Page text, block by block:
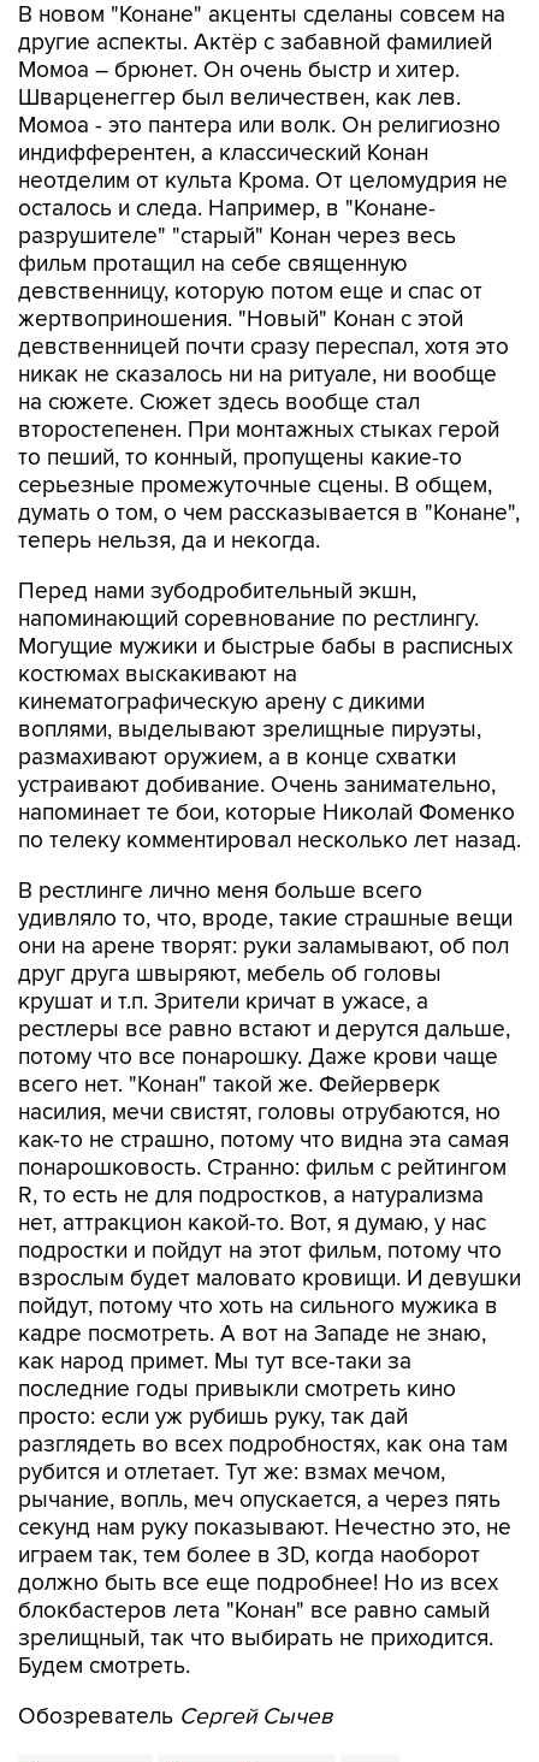
В новом "Конане" акценты сделаны совсем на
другие аспекты. Актёр с забавной фамилией
Момоа – брюнет. Он очень быстр и хитер.
Шварценеггер был величествен, как лев.
Момоа - это пантера или волк. Он религиозно
индифферентен, а классический Конан
неотделим от культа Крома. От целомудрия не
осталось и следа. Например, в "Конане-
разрушителе" "старый" Конан через весь
фильм протащил на себе священную
девственницу, которую потом еще и спас от
жертвоприношения. "Новый" Конан с этой
девственницей почти сразу переспал, хотя это
никак не сказалось ни на ритуале, ни вообще
на сюжете. Сюжет здесь вообще стал
второстепенен. При монтажных стыках герой
то пеший, то конный, пропущены какие-то
серьезные промежуточные сцены. В общем,
думать о том, о чем рассказывается в "Конане",
теперь нельзя, да и некогда.
Перед нами зубодробительный экшн,
напоминающий соревнование по рестлингу.
Могущие мужики и быстрые бабы в расписных
костюмах выскакивают на
кинематографическую арену с дикими
воплями, выделывают зрелищные пируэты,
размахивают оружием, а в конце схватки
устраивают добивание. Очень занимательно,
напоминает те бои, которые Николай Фоменко
по телеку комментировал несколько лет назад.
В рестлинге лично меня больше всего
удивляло то, что, вроде, такие страшные вещи
они на арене творят: руки заламывают, об пол
друг друга швыряют, мебель об головы
крушат и т.п. Зрители кричат в ужасе, а
рестлеры все равно встают и дерутся дальше,
потому что все понарошку. Даже крови чаще
всего нет. "Конан" такой же. Фейерверк
насилия, мечи свистят, головы отрубаются, но
как-то не страшно, потому что видна эта самая
понарошковость. Странно: фильм с рейтингом
R, то есть не для подростков, а натурализма
нет, аттракцион какой-то. Вот, я думаю, у нас
подростки и пойдут на этот фильм, потому что
взрослым будет маловато кровищи. И девушки
пойдут, потому что хоть на сильного мужика в
кадре посмотреть. А вот на Западе не знаю,
как народ примет. Мы тут все-таки за
последние годы привыкли смотреть кино
просто: если уж рубишь руку, так дай
разглядеть во всех подробностях, как она там
рубится и отлетает. Тут же: взмах мечом,
рычание, вопль, меч опускается, а через пять
секунд нам руку показывают. Нечестно это, не
играем так, тем более в 3D, когда наоборот
должно быть все еще подробнее! Но из всех
блокбастеров лета "Конан" все равно самый
зрелищный, так что выбирать не приходится.
Будем смотреть.
Обозреватель Сергей Сычев